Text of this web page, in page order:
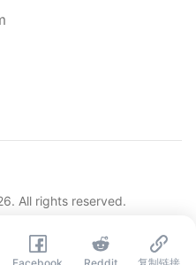
. All rights reserved.
|旧版